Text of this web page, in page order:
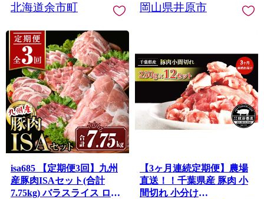
北海道余市町
岡山県井原市
isa685 【定期便3回】九州
産豚肉ISAセット(合計
7.75kg) バラスライス ロー
【3ヶ月連続定期便】農場
直送！！千葉県産 豚肉 小
間切れ 小分け